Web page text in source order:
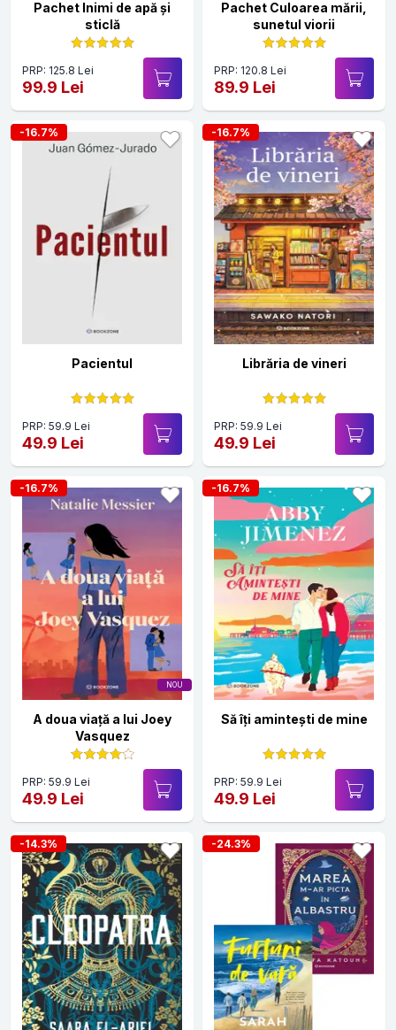
Pachet Inimi de apă și
sticlă
PRP: 125.8 Lei
99.9 Lei
Pachet Culoarea mării,
sunetul viorii
PRP: 120.8 Lei
89.9 Lei
-16.7%
Pacientul
PRP: 59.9 Lei
49.9 Lei
-16.7%
Librăria de vineri
PRP: 59.9 Lei
49.9 Lei
NOU
-16.7%
A doua viață a lui Joey
Vasquez
PRP: 59.9 Lei
49.9 Lei
-16.7%
Să îți amintești de mine
PRP: 59.9 Lei
49.9 Lei
-14.3% -24.3%